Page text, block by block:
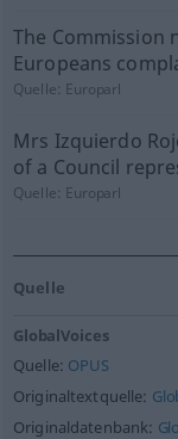
The Commission
Europeans
Quelle: Europarl
Mrs Izquierdo
of a Council
Quelle: Europarl
Quelle
GlobalVoices
Quelle: OPUS
Originaltextquelle:
Originaldatenbank: